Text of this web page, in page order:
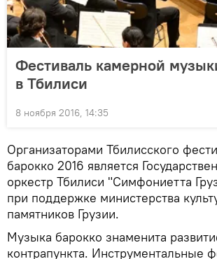
Фестиваль камерной
в Тбилиси
8 ноября 2016, 14:35
Организаторами Тбилисского
барокко 2016 является
оркестр Тбилиси "Симфониетта
при поддержке министерства
памятников Грузии.
Музыка барокко знаменита
контрапункта. Инструментальные